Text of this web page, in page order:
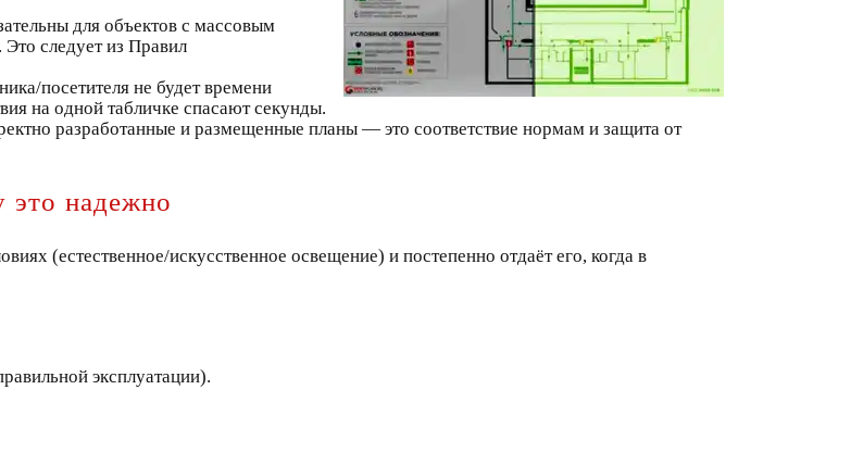
для объектов с массовым
следует из Правил
посетителя не будет времени
на одной табличке спасают секунды.
разработанные и размещенные планы — это соответствие нормам и защита от
это надежно
(естественное/искусственное освещение) и постепенно отдаёт его, когда в
эксплуатации).